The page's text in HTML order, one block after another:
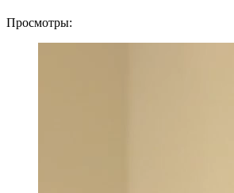
Просмотры: